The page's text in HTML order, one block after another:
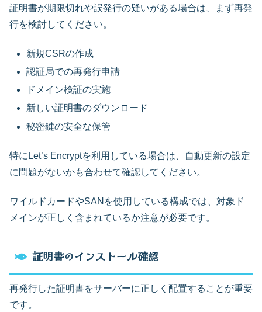
証明書が期限切れや誤発行の疑いがある場合は、まず再発
行を検討してください。
新規CSRの作成
認証局での再発行申請
ドメイン検証の実施
新しい証明書のダウンロード
秘密鍵の安全な保管
特にLet’s Encryptを利用している場合は、自動更新の設定
に問題がないかも合わせて確認してください。
ワイルドカードやSANを使用している構成では、対象ド
メインが正しく含まれているか注意が必要です。
証明書のインストール確認
再発行した証明書をサーバーに正しく配置することが重要
です。